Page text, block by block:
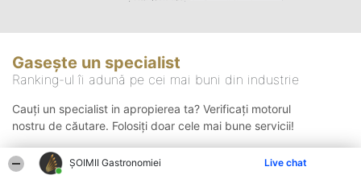
ȘOIMII Gastronomiei Live chat
Gasește un specialist
Ranking-ul îi adună pe cei mai buni din industrie
Cauți un specialist in apropierea ta? Verificați motorul
nostru de căutare. Folosiți doar cele mai bune servicii!